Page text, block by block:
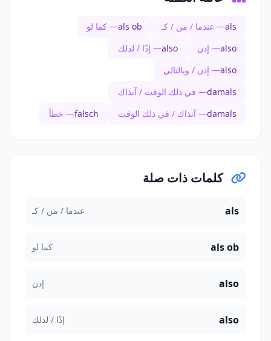
als— عندما / من / كـ als ob— كما لو
also— إذن also— إذًا / لذلك
also— إذن / وبالتالي
damals— في ذلك الوقت / آنذاك
damals— آنذاك / في ذلك الوقت falsch— خطأ
كلمات ذات صلة
als عندما / من / كـ
als ob كما لو
also إذن
also إذًا / لذلك